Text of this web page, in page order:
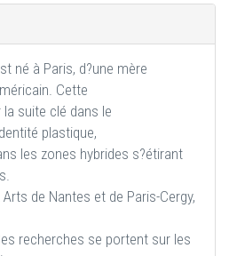
né à Paris, d?une mère
Cette
suite clé dans le
plastique,
les zones hybrides s?étirant
de Nantes et de Paris-Cergy,
recherches se portent sur les